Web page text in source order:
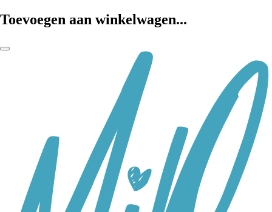
Toevoegen aan winkelwagen...